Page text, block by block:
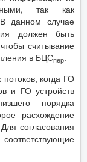
так как
данном случае
должен быть
считывание
в БЦСпер.
когда ГО
и ГО устройств
порядка
расхождение
согласования